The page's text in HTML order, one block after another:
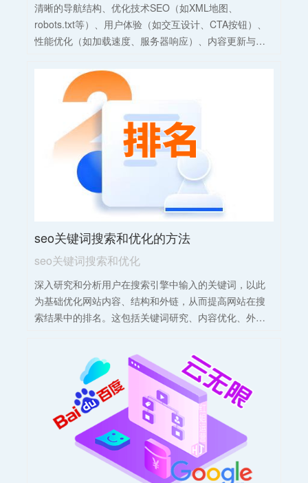
清晰的导航结构、优化技术SEO（如XML地图、
robots.txt等）、用户体验（如交互设计、CTA按钮）、
性能优化（如加载速度、服务器响应）、内容更新与丰
seo关键词搜索和优化的方法
seo关键词搜索和优化
深入研究和分析用户在搜索引擎中输入的关键词，以此
为基础优化网站内容、结构和外链，从而提高网站在搜
索结果中的排名。这包括关键词研究、内容优化、外链